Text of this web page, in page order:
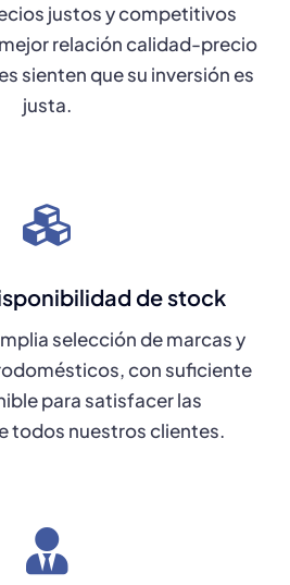
justos y competitivos
relación calidad-precio
sienten que su inversión es
justa.
de stock
selección de marcas y
con suficiente
para satisfacer las
todos nuestros clientes.